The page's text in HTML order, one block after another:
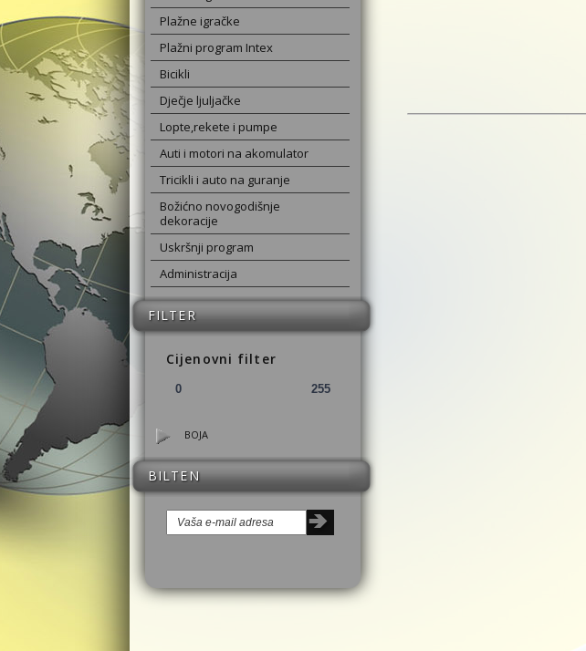
Plažne igračke
Plažni program Intex
Bicikli
Dječje ljuljačke
Lopte,rekete i pumpe
Auti i motori na akomulator
Tricikli i auto na guranje
Božićno novogodišnje
dekoracije
Uskršnji program
Administracija
FILTER
Cijenovni filter
BOJA
BILTEN